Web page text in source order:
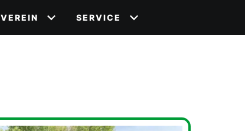
VEREIN SERVICE